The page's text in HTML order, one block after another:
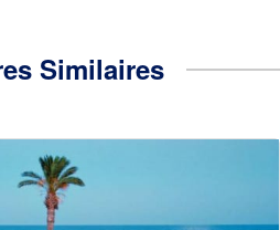
Similaires